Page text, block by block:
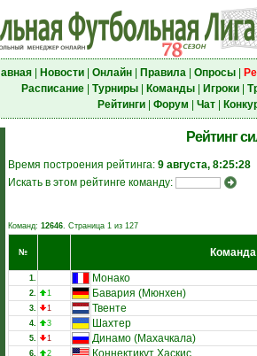
| Новости| Онлайн| Правила| Опросы|
Расписание| Турниры| Команды| Игроки|
Рейтинги| Форум Чат|
Рейтинг
Время построения рейтинга: 9 августа, 8:25:28
Искать в этом рейтинге команду:
Команд: 12646. Страница 1 из 127
№ Команда
1. Монако
2. 1 Бавария (Мюнхен)
3. 1 Твенте
4. 3 Шахтер
5. 1 Динамо (Махачкала)
6. 2 Коннектикут Хаскис